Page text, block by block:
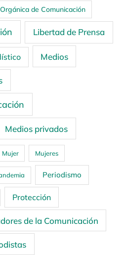
de Comunicación
Libertad de Prensa
Medios
Medios privados
Mujer Mujeres
Periodismo
Protección
de la Comunicación